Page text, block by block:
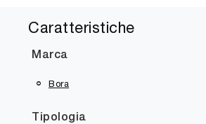
Caratteristiche
Marca
Bora
Tipologia